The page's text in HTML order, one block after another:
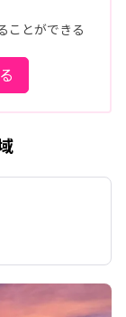
ことができる